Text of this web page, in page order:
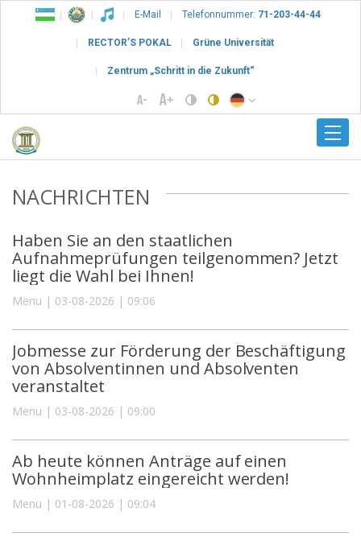
E-Mail Telefonnummer: 71-203-44-44
RECTOR’S POKAL Grüne Universität
Zentrum „Schritt in die Zukunft“
NACHRICHTEN
Haben Sie an den staatlichen
Aufnahmeprüfungen teilgenommen? Jetzt
liegt die Wahl bei Ihnen!
Menu | 03-08-2026 | 09:06
Jobmesse zur Förderung der Beschäftigung
von Absolventinnen und Absolventen
veranstaltet
Menu | 03-08-2026 | 09:00
Ab heute können Anträge auf einen
Wohnheimplatz eingereicht werden!
Menu | 01-08-2026 | 09:04